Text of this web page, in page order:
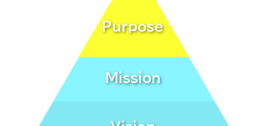
Purpose
Mission